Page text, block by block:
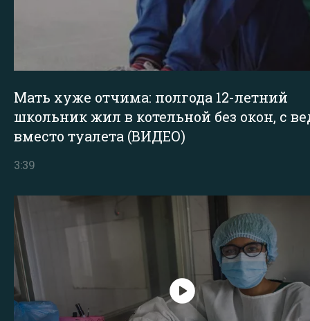
Мать хуже отчима: полгода 12-летний
школьник жил в котельной без окон, с
вместо туалета (ВИДЕО)
3:39